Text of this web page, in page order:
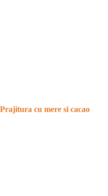
Prajitura cu mere si cacao